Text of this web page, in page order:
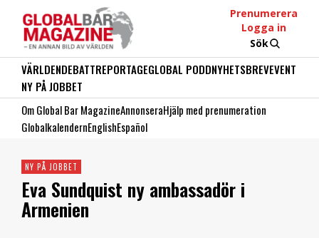
Prenumerera
Logga in
Sök
VÄRLDENDEBATTREPORTAGEGLOBAL PODDNYHETSBREVEVENT
NY PÅ JOBBET
Om Global Bar MagazineAnnonseraHjälp med prenumeration
GlobalkalendernEnglishEspañol
NY PÅ JOBBET
Eva Sundquist ny ambassadör i
Armenien